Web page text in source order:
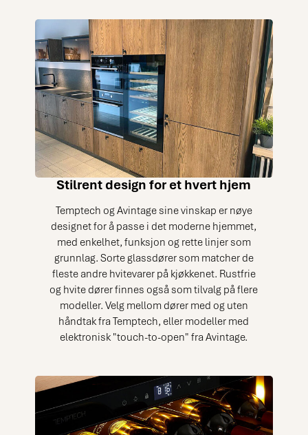
Stilrent design for et hvert hjem
Temptech og Avintage sine vinskap er nøye
designet for å passe i det moderne hjemmet,
med enkelhet, funksjon og rette linjer som
grunnlag. Sorte glassdører som matcher de
fleste andre hvitevarer på kjøkkenet. Rustfrie
og hvite dører finnes også som tilvalg på flere
modeller. Velg mellom dører med og uten
håndtak fra Temptech, eller modeller med
elektronisk "touch-to-open" fra Avintage.